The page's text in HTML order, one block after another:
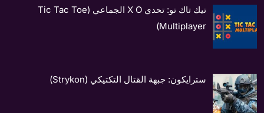
تيك تاك تو: تحدي X O الجماعي (Tic Tac Toe
Multiplayer)
سترايكون: جبهة القتال التكتيكي (Strykon)